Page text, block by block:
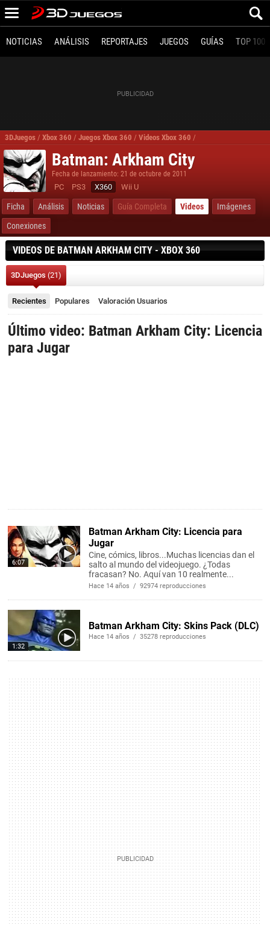
NOTICIAS ANÁLISIS REPORTAJES JUEGOS GUÍAS TOP 100
3DJuegos / Xbox 360 / Juegos Xbox 360 / Videos Xbox 360 /
Batman: Arkham City
Fecha de lanzamiento: 21 de octubre de 2011
PC PS3 X360 Wii U
Ficha Análisis Noticias Guía Completa Videos
Imágenes
Conexiones
VIDEOS DE BATMAN ARKHAM CITY - XBOX 360
3DJuegos (21)
Recientes Populares Valoración Usuarios
Último video: Batman Arkham City: Licencia
para Jugar
6:07
Batman Arkham City: Licencia para
Jugar
Cine, cómics, libros...Muchas licencias dan el
salto al mundo del videojuego. ¿Todas
fracasan? No. Aquí van 10 realmente...
Hace 14 años / 92974 reproducciones
1:32
Batman Arkham City: Skins Pack (DLC)
Hace 14 años / 35278 reproducciones